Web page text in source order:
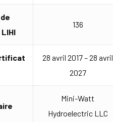
136
28 avril 2017 – 28 avril
2027
Mini-Watt
Hydroelectric LLC